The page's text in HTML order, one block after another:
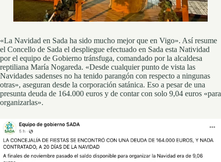
«La Navidad en Sada ha sido mucho mejor que en Vigo». Así resume
el Concello de Sada el despliegue efectuado en Sada esta Natividad
por el equipo de Gobierno tránsfuga, comandado por la alcaldesa
reptiliana María Nogareda. «Desde cualquier punto de vista las
Navidades sadenses no ha tenido parangón con respecto a ningunas
otras», aseguran desde la corporación satánica. Eso a pesar de una
presunta deuda de 164.000 euros y de contar con solo 9,04 euros «para
organizarlas».